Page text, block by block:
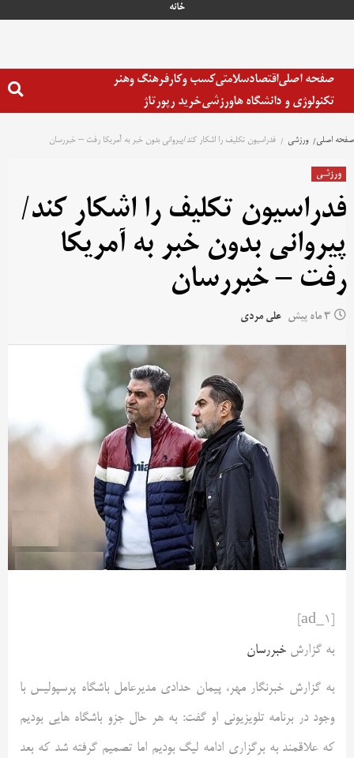
خانه
صفحه اصلیاقتصادسلامتیکسب وکارفرهنگ وهنر
تکنولوژی و دانشگاه هاورزشیخرید رپورتاژ
صفحه اصلی ورزشی فدراسیون تکلیف را اشکار کند/پیروانی بدون خبر به آمریکا رفت – خبررسان
ورزشی
فدراسیون تکلیف را اشکار کند/
پیروانی بدون خبر به آمریکا
رفت – خبررسان
3 ماه پیش علی مردی
به گزارش خبررسان
به گزارش خبرنگار مهر، پیمان حدادی مدیرعامل باشگاه پرسپولیس با
وجود در برنامه تلویزیونی او گفت: به هر حال جزو باشگاه هایی بودیم
که علاقمند به برگزاری ادامه لیگ بودیم اما تصمیم گرفته شد که بعد